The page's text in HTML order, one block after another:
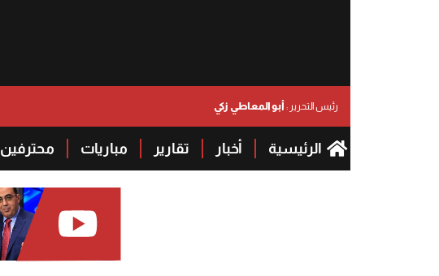
رئيس التحرير :أبو المعاطي زكي
الرئيسية أخبار تقارير مباريات محترفين